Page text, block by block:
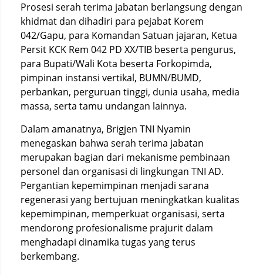
Prosesi serah terima jabatan berlangsung dengan
khidmat dan dihadiri para pejabat Korem
042/Gapu, para Komandan Satuan jajaran, Ketua
Persit KCK Rem 042 PD XX/TIB beserta pengurus,
para Bupati/Wali Kota beserta Forkopimda,
pimpinan instansi vertikal, BUMN/BUMD,
perbankan, perguruan tinggi, dunia usaha, media
massa, serta tamu undangan lainnya.
Dalam amanatnya, Brigjen TNI Nyamin
menegaskan bahwa serah terima jabatan
merupakan bagian dari mekanisme pembinaan
personel dan organisasi di lingkungan TNI AD.
Pergantian kepemimpinan menjadi sarana
regenerasi yang bertujuan meningkatkan kualitas
kepemimpinan, memperkuat organisasi, serta
mendorong profesionalisme prajurit dalam
menghadapi dinamika tugas yang terus
berkembang.